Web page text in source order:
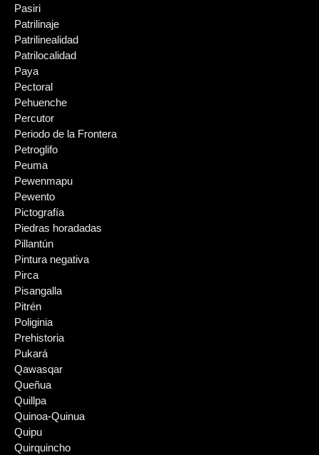
Pasiri
Patrilinaje
Patrilinealidad
Patrilocalidad
Paya
Pectoral
Pehuenche
Percutor
Periodo de la Frontera
Petroglifo
Peuma
Pewenmapu
Pewento
Pictografía
Piedras horadadas
Pillantún
Pintura negativa
Pirca
Pisangalla
Pitrén
Poliginia
Prehistoria
Pukará
Qawasqar
Queñua
Quillpa
Quinoa-Quinua
Quipu
Quirquincho